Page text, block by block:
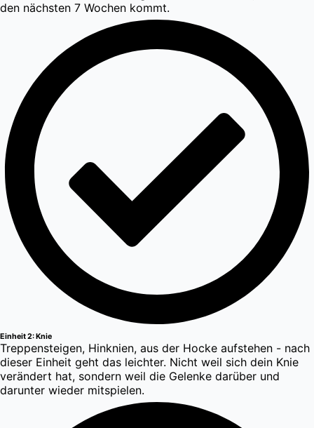
den nächsten 7 Wochen kommt.
Einheit 2: Knie
Treppensteigen, Hinknien, aus der Hocke aufstehen - nach
dieser Einheit geht das leichter. Nicht weil sich dein Knie
verändert hat, sondern weil die Gelenke darüber und
darunter wieder mitspielen.